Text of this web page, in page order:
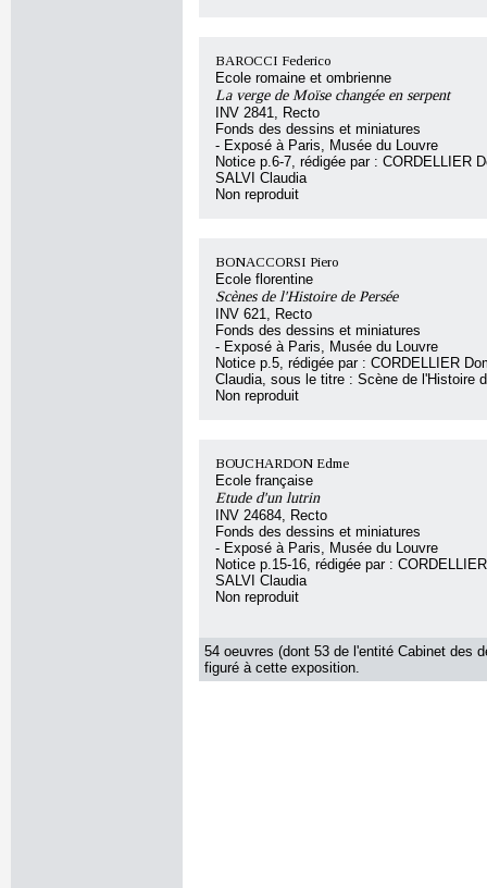
BAROCCI Federico
Ecole romaine et ombrienne
La verge de Moïse changée en serpent
INV 2841, Recto
Fonds des dessins et miniatures
- Exposé à Paris, Musée du Louvre
Notice p.6-7, rédigée par : CORDELLIER
SALVI Claudia
Non reproduit
BONACCORSI Piero
Ecole florentine
Scènes de l'Histoire de Persée
INV 621, Recto
Fonds des dessins et miniatures
- Exposé à Paris, Musée du Louvre
Notice p.5, rédigée par : CORDELLIER
Claudia, sous le titre : Scène de l'Histoire
Non reproduit
BOUCHARDON Edme
Ecole française
Etude d'un lutrin
INV 24684, Recto
Fonds des dessins et miniatures
- Exposé à Paris, Musée du Louvre
Notice p.15-16, rédigée par :
SALVI Claudia
Non reproduit
54 oeuvres (dont 53 de l'entité Cabinet des
figuré à cette exposition.